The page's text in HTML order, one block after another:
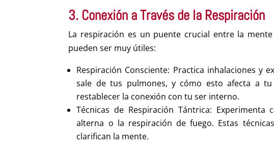
3. Conexión a Través de la Respiración
La respiración es un puente crucial entre la
pueden ser muy útiles:
Respiración Consciente: Practica inhalaciones y
sale de tus pulmones, y cómo esto afecta a
restablecer la conexión con tu ser interno.
Técnicas de Respiración Tántrica:
alterna o la respiración de fuego. Estas
clarifican la mente.